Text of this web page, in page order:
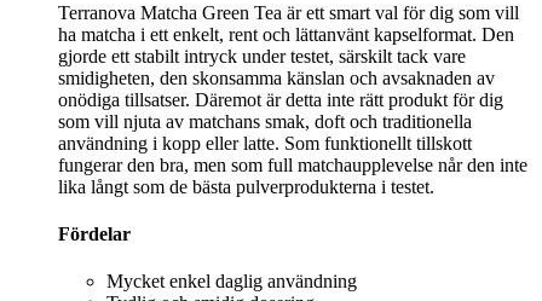
Terranova Matcha Green Tea är ett smart val för dig som vill
ha matcha i ett enkelt, rent och lättanvänt kapselformat. Den
gjorde ett stabilt intryck under testet, särskilt tack vare
smidigheten, den skonsamma känslan och avsaknaden av
onödiga tillsatser. Däremot är detta inte rätt produkt för dig
som vill njuta av matchans smak, doft och traditionella
användning i kopp eller latte. Som funktionellt tillskott
fungerar den bra, men som full matchaupplevelse når den inte
lika långt som de bästa pulverprodukterna i testet.
Fördelar
Mycket enkel daglig användning